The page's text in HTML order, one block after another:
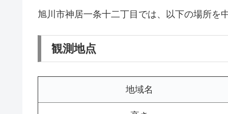
旭川市神居一条十二丁目では、以下の場所を
観測地点
地域名